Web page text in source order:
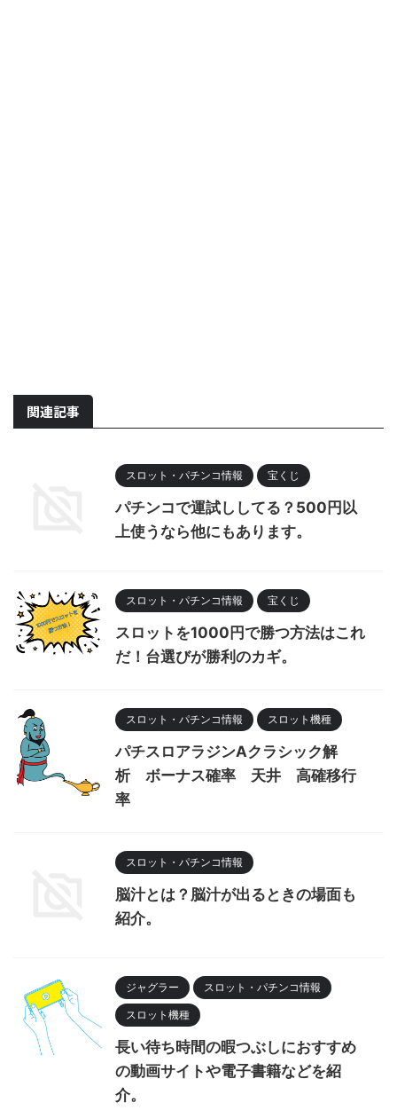
関連記事
スロット・パチンコ情報 宝くじ
パチンコで運試ししてる？500円以
上使うなら他にもあります。
スロット・パチンコ情報 宝くじ
スロットを1000円で勝つ方法はこれ
だ！台選びが勝利のカギ。
スロット・パチンコ情報 スロット機種
パチスロアラジンAクラシック解
析 ボーナス確率 天井 高確移行
率
スロット・パチンコ情報
脳汁とは？脳汁が出るときの場面も
紹介。
ジャグラー スロット・パチンコ情報
スロット機種
長い待ち時間の暇つぶしにおすすめ
の動画サイトや電子書籍などを紹
介。